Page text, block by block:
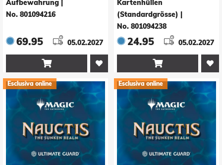
"Nauctis: The
Artifact Mythic
Aufbewahrung
No. 801094216
69.95 05.02.2027

- Black Mythic
Kartenhüllen
(Standardgrösse)
No. 801094238
24.95 05.02.2027

Esclusiva online Esclusiva online